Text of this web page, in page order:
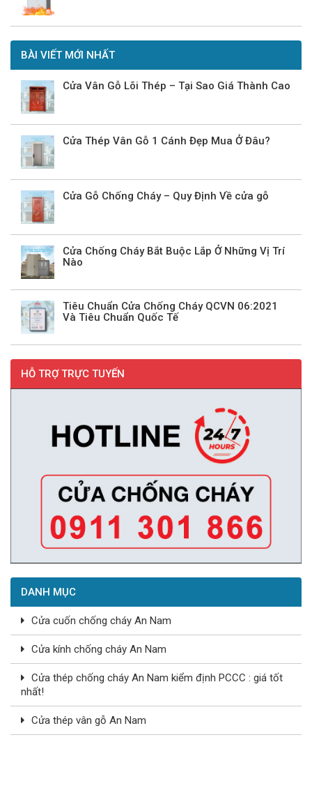
BÀI VIẾT MỚI NHẤT
Cửa Vân Gỗ Lõi Thép – Tại Sao Giá Thành Cao
Cửa Thép Vân Gỗ 1 Cánh Đẹp Mua Ở Đâu?
Cửa Gỗ Chống Cháy – Quy Định Về cửa gỗ
Cửa Chống Cháy Bắt Buộc Lắp Ở Những Vị Trí
Nào
Tiêu Chuẩn Cửa Chống Cháy QCVN 06:2021
Và Tiêu Chuẩn Quốc Tế
HỖ TRỢ TRỰC TUYẾN
DANH MỤC
Cửa cuốn chống cháy An Nam
Cửa kính chống cháy An Nam
Cửa thép chống cháy An Nam kiểm định PCCC : giá tốt
nhất!
Cửa thép vân gỗ An Nam